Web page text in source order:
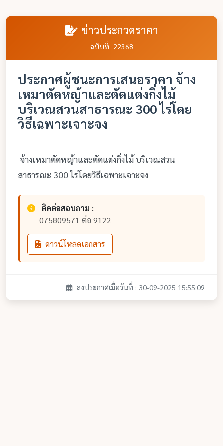
ข่าวประกวดราคา
ฉบับที่ : 22368
ประกาศผู้ชนะการเสนอราคา จ้าง
เหมาตัดหญ้าและตัดแต่งกิ่งไม้
บริเวณสวนสาธารณะ 300 ไร่โดย
วิธีเฉพาะเจาะจง
จ้างเหมาตัดหญ้าและตัดแต่งกิ่งไม้ บริเวณสวน
สาธารณะ 300 ไร่โดยวิธีเฉพาะเจาะจง
ติดต่อสอบถาม :
075809571 ต่อ 9122
ดาวน์โหลดเอกสาร
ลงประกาศเมื่อวันที่ : 30-09-2025 15:55:09